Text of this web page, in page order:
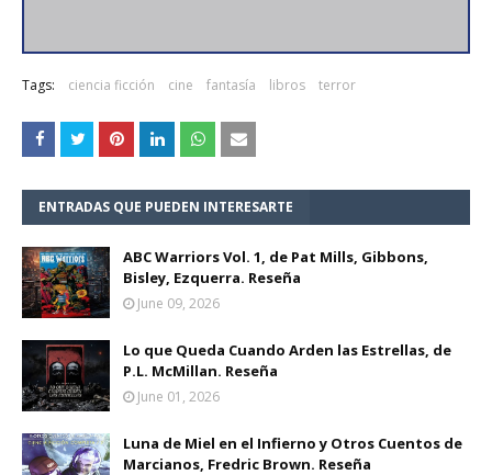
Tags: ciencia ficción cine fantasía libros terror
ENTRADAS QUE PUEDEN INTERESARTE
ABC Warriors Vol. 1, de Pat Mills, Gibbons,
Bisley, Ezquerra. Reseña
June 09, 2026
Lo que Queda Cuando Arden las Estrellas, de
P.L. McMillan. Reseña
June 01, 2026
Luna de Miel en el Infierno y Otros Cuentos de
Marcianos, Fredric Brown. Reseña